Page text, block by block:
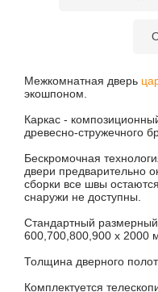
Межкомнатная дверь
экошпоном.
Каркас -
древесно-стружечного
Бескромочная
двери предварительно
сборки все швы
снаружи не доступны.
Стандартный
600,700,800,900 х 2000
Толщина дверного
Комплектуется